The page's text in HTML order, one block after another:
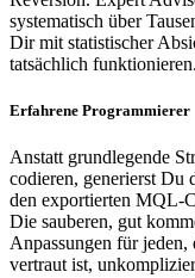
systematisch über
Dir mit statistischer
tatsächlich funktionieren.
Erfahrene Programmierer
Anstatt grundlegende
codieren, generierst Du
den exportierten MQL-
Die sauberen, gut
Anpassungen für
vertraut ist,